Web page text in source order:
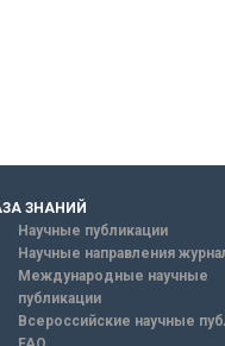
ЗНАНИЙ
Научные публикации
Научные направления
Международные научные
публикации
Всероссийские научные